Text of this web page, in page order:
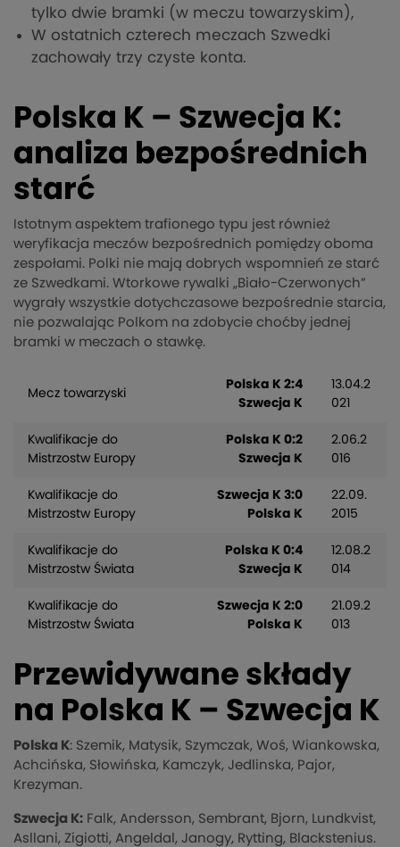
tylko dwie bramki (w meczu towarzyskim),
W ostatnich czterech meczach Szwedki
zachowały trzy czyste konta.
Polska K – Szwecja K:
analiza bezpośrednich
starć
Istotnym aspektem trafionego typu jest również
weryfikacja meczów bezpośrednich pomiędzy oboma
zespołami. Polki nie mają dobrych wspomnień ze starć
ze Szwedkami. Wtorkowe rywalki „Biało-Czerwonych”
wygrały wszystkie dotychczasowe bezpośrednie starcia,
nie pozwalając Polkom na zdobycie choćby jednej
bramki w meczach o stawkę.
Mecz towarzyski
Polska K 2:4
Szwecja K
13.04.2
021
Kwalifikacje do
Mistrzostw Europy
Polska K 0:2
Szwecja K
2.06.2
016
Kwalifikacje do
Mistrzostw Europy
Szwecja K 3:0
Polska K
22.09.
2015
Kwalifikacje do
Mistrzostw Świata
Polska K 0:4
Szwecja K
12.08.2
014
Kwalifikacje do
Mistrzostw Świata
Szwecja K 2:0
Polska K
21.09.2
013
Przewidywane składy
na Polska K – Szwecja K
Polska K: Szemik, Matysik, Szymczak, Woś, Wiankowska,
Achcińska, Słowińska, Kamczyk, Jedlinska, Pajor,
Krezyman.
Szwecja K: Falk, Andersson, Sembrant, Bjorn, Lundkvist,
Asllani, Zigiotti, Angeldal, Janogy, Rytting, Blackstenius.